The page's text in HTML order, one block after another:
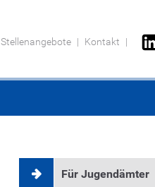
Stellenangebote Kontakt
Für Jugendämter